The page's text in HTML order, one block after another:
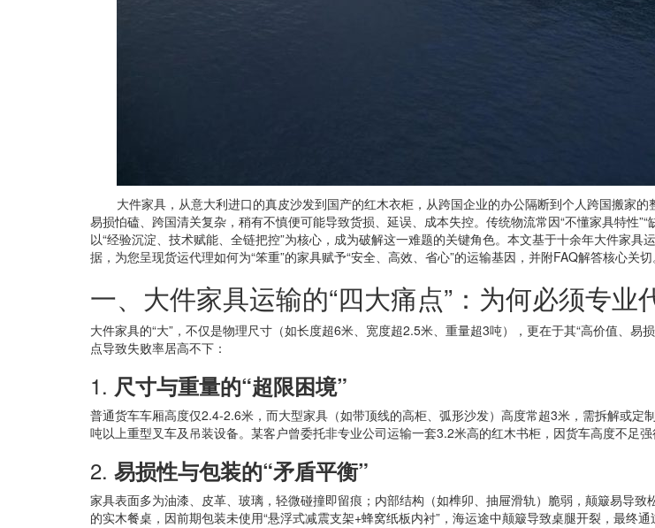
大件家具，从意大利进口的真皮沙发到国产的红木衣柜，从跨国企业的办公隔断到个人跨国搬家
易损怕磕、跨国清关复杂，稍有不慎便可能导致货损、延误、成本失控。传统物流常因“不懂家具特性”“
以“经验沉淀、技术赋能、全链把控”为核心，成为破解这一难题的关键角色。本文基于十余年大件家
据，为您呈现货运代理如何为“笨重”的家具赋予“安全、高效、省心”的运输基因，并附FAQ解答核心关切
一、大件家具运输的“四大痛点”：为何必须专业
大件家具的“大”，不仅是物理尺寸（如长度超6米、宽度超2.5米、重量超3吨），更在于其“高价值、
点导致失败率居高不下：
1. 尺寸与重量的“超限困境”
普通货车车厢高度仅2.4-2.6米，而大型家具（如带顶线的高柜、弧形沙发）高度常超3米，需拆解或
吨以上重型叉车及吊装设备。某客户曾委托非专业公司运输一套3.2米高的红木书柜，因货车高度不足
2. 易损性与包装的“矛盾平衡”
家具表面多为油漆、皮革、玻璃，轻微碰撞即留痕；内部结构（如榫卯、抽屉滑轨）脆弱，颠簸易导
的实木餐桌，因前期包装未使用“悬浮式减震支架+蜂窝纸板内衬”，海运途中颠簸导致桌腿开裂，最终通